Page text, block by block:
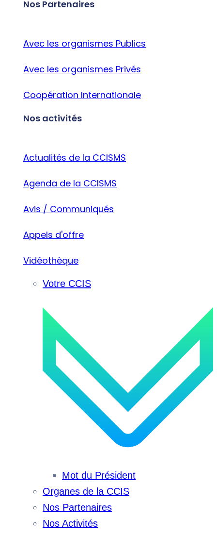
Nos Partenaires
Avec les organismes Publics
Avec les organismes Privés
Coopération Internationale
Nos activités
Actualités de la CCISMS
Agenda de la CCISMS
Avis / Communiqués
Appels d'offre
Vidéothèque
Votre CCIS
Mot du Président
Organes de la CCIS
Nos Partenaires
Nos Activités